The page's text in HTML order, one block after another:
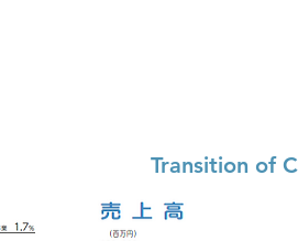
Transition of